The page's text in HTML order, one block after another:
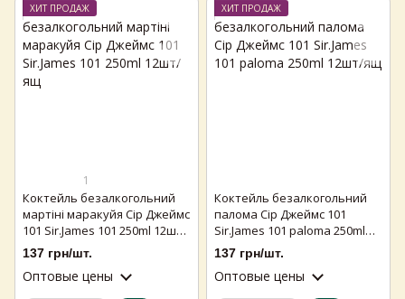
ХИТ ПРОДАЖ
1
Коктейль безалкогольний
мартіні маракуйя Сір Джеймс
101 Sir.James 101 250ml 12шт/
ящ
137 грн/шт.
Оптовые цены
ХИТ ПРОДАЖ
Коктейль безалкогольний
палома Сір Джеймс 101
Sir.James 101 paloma 250ml
12шт/ящ
137 грн/шт.
Оптовые цены